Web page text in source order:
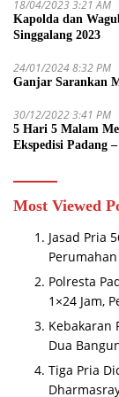
18/04/2023 3:21 AM
Kapolda dan
Singgalang 2023
24/01/2024 8:32 PM
Ganjar Sarankan
30/12/2022 3:41 PM
5 Hari 5 Malam
Ekspedisi Padang
Most Viewed
Jasad Pria
Perumahan
Polresta
1×24 Jam,
Kebakaran
Dua
Tiga Pria